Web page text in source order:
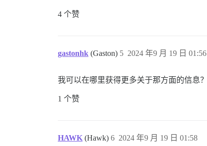
4 个赞
gastonhk (Gaston) 2024 年9 月 19 日 01:56
5
我可以在哪里获得更多关于那方面的信息？
1 个赞
HAWK (Hawk) 2024 年9 月 19 日 01:58
6